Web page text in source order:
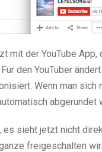
mit der YouTube
den YouTuber
Wenn man sich
abgerundet
es sieht jetzt nicht
freigeschalten